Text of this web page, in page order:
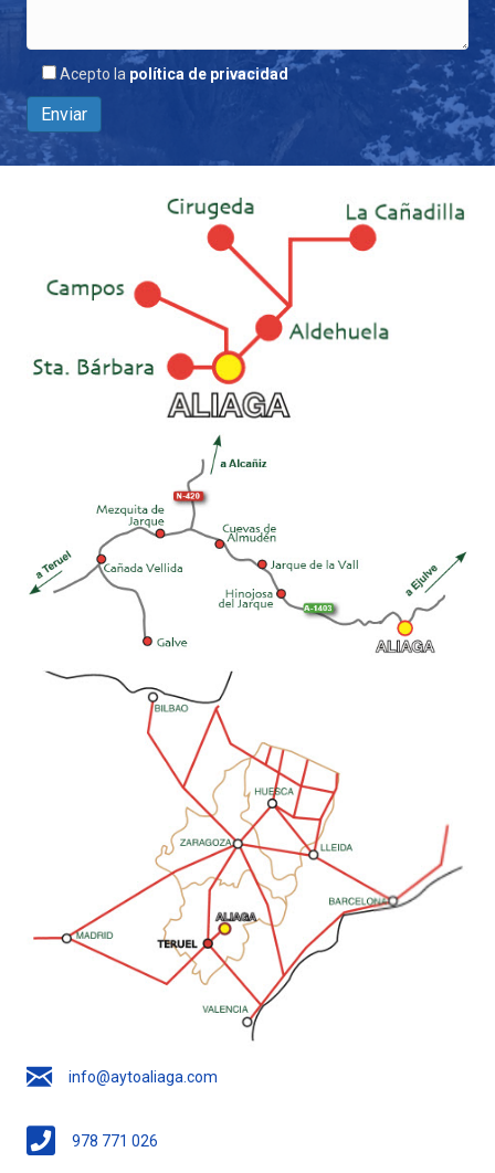
Acepto la política de privacidad
info@aytoaliaga.com
978 771 026